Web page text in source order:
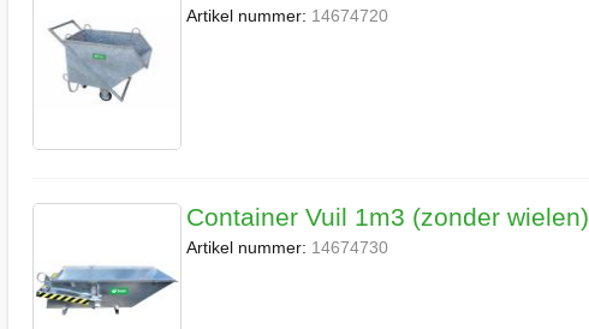
Artikel nummer: 14674720
Container Vuil 1m3 (zonder wielen)
Artikel nummer: 14674730